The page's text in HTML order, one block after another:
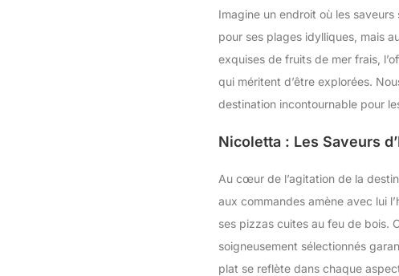
Imagine un endroit où les
pour ses plages idylliques, mais
exquises de fruits de mer frais,
qui méritent d’être explorées.
destination incontournable pour
Nicoletta : Les Saveurs
Au cœur de l’agitation de la
aux commandes amène avec lui
ses pizzas cuites au feu de bois.
soigneusement sélectionnés
plat se reflète dans chaque